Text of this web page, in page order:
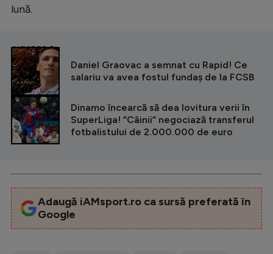
lună.
CITEȘTE ȘI
Daniel Graovac a semnat cu Rapid! Ce
salariu va avea fostul fundaș de la FCSB
Dinamo încearcă să dea lovitura verii în
SuperLiga! ”Câinii” negociază transferul
fotbalistului de 2.000.000 de euro
Adaugă iAMsport.ro ca sursă preferată în
Google